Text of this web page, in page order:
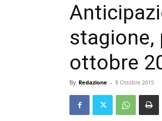
stagione,
ottobre
By Redazione - 8 Ottobre 2015